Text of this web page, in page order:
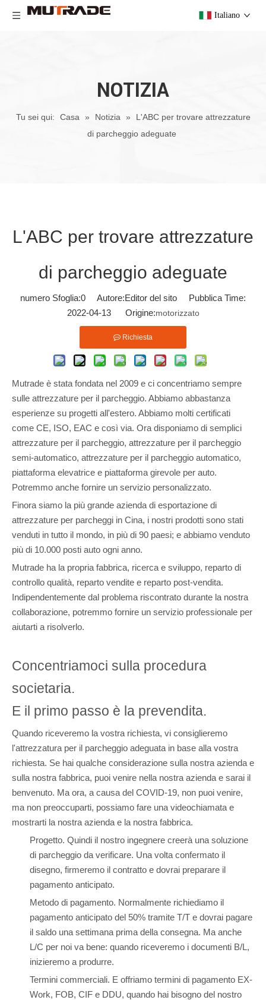
Italiano
NOTIZIA
Tu sei qui: Casa » Notizia »
L'ABC per trovare attrezzature
di parcheggio adeguate
L'ABC per trovare attrezzature
di parcheggio adeguate
numero Sfoglia:0 Autore:Editor del sito Pubblica Time:
2022-04-13 Origine:motorizzato
Richiesta
Mutrade è stata fondata nel 2009 e ci concentriamo sempre
sulle attrezzature per il parcheggio. Abbiamo abbastanza
esperienze su progetti all'estero. Abbiamo molti certificati
come CE, ISO, EAC e così via. Ora disponiamo di semplici
attrezzature per il parcheggio, attrezzature per il parcheggio
semi-automatico, attrezzature per il parcheggio automatico,
piattaforma elevatrice e piattaforma girevole per auto.
Potremmo anche fornire un servizio personalizzato.
Finora siamo la più grande azienda di esportazione di
attrezzature per parcheggi in Cina, i nostri prodotti sono stati
venduti in tutto il mondo, in più di 90 paesi; e abbiamo venduto
più di 10.000 posti auto ogni anno.
Mutrade ha la propria fabbrica, ricerca e sviluppo, reparto di
controllo qualità, reparto vendite e reparto post-vendita.
Indipendentemente dal problema riscontrato durante la nostra
collaborazione, potremmo fornire un servizio professionale per
aiutarti a risolverlo.
Concentriamoci sulla procedura
societaria.
E il primo passo è la prevendita.
Quando riceveremo la vostra richiesta, vi consiglieremo
l'attrezzatura per il parcheggio adeguata in base alla vostra
richiesta. Se hai qualche considerazione sulla nostra azienda e
sulla nostra fabbrica, puoi venire nella nostra azienda e sarai il
benvenuto. Ma ora, a causa del COVID-19, non puoi venire,
ma non preoccuparti, possiamo fare una videochiamata e
mostrarti la nostra azienda e la nostra fabbrica.
Progetto. Quindi il nostro ingegnere creerà una soluzione
di parcheggio da verificare. Una volta confermato il
disegno, firmeremo il contratto e dovrai preparare il
pagamento anticipato.
Metodo di pagamento. Normalmente richiediamo il
pagamento anticipato del 50% tramite T/T e dovrai pagare
il saldo una settimana prima della consegna. Ma anche
L/C per noi va bene: quando riceveremo i documenti B/L,
inizieremo a produrre.
Termini commerciali. E offriamo termini di pagamento EX-
Work, FOB, CIF e DDU, quando hai bisogno del nostro